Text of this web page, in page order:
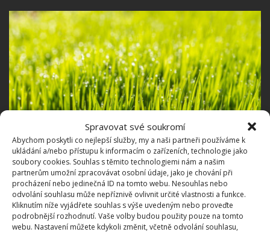
Spravovat své soukromí
Abychom poskytli co nejlepší služby, my a naši partneři používáme k
ukládání a/nebo přístupu k informacím o zařízeních, technologie jako
soubory cookies. Souhlas s těmito technologiemi nám a našim
partnerům umožní zpracovávat osobní údaje, jako je chování při
procházení nebo jedinečná ID na tomto webu. Nesouhlas nebo
odvolání souhlasu může nepříznivě ovlivnit určité vlastnosti a funkce.
Kliknutím níže vyjádřete souhlas s výše uvedeným nebo proveďte
podrobnější rozhodnutí. Vaše volby budou použity pouze na tomto
webu. Nastavení můžete kdykoli změnit, včetně odvolání souhlasu,
Fotografie: Pixabay
Zavlažování trávníku
Důležitým bodem správné údržby travnatých ploch